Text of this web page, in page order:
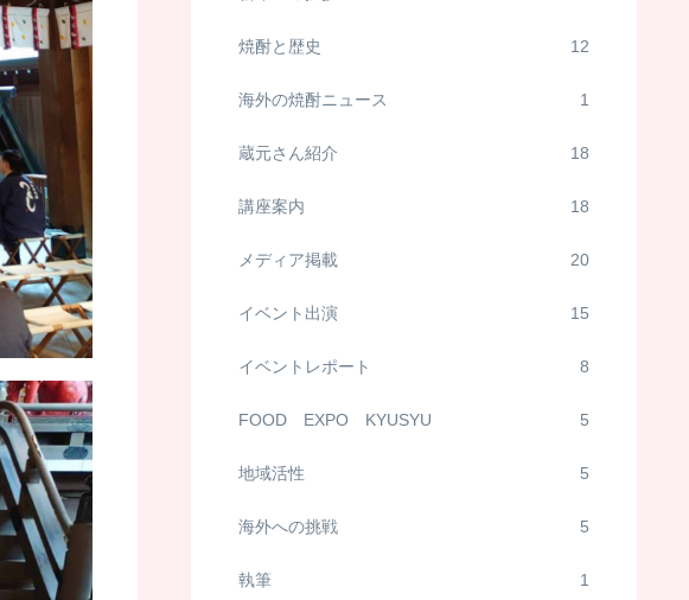
焼酎と歴史 12
海外の焼酎ニュース 1
蔵元さん紹介 18
講座案内 18
メディア掲載 20
イベント出演 15
イベントレポート 8
FOOD EXPO KYUSYU 5
地域活性 5
海外への挑戦 5
執筆 1